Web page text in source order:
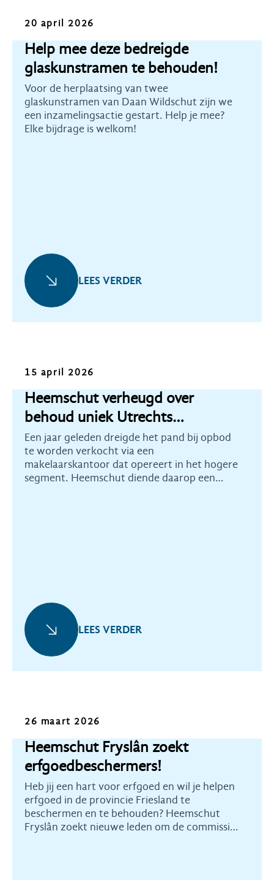
Oproep
20 april 2026
Help mee deze bedreigde
glaskunstramen te behouden!
Voor de herplaatsing van twee
glaskunstramen van Daan Wildschut zijn we
een inzamelingsactie gestart. Help je mee?
Elke bijdrage is welkom!
LEES VERDER
Nieuws
15 april 2026
Heemschut verheugd over
behoud uniek Utrechts
monument
Een jaar geleden dreigde het pand bij opbod
te worden verkocht via een
makelaarskantoor dat opereert in het hogere
segment. Heemschut diende daarop een
LEES VERDER
Oproep
26 maart 2026
Heemschut Fryslân zoekt
erfgoedbeschermers!
Heb jij een hart voor erfgoed en wil je helpen
erfgoed in de provincie Friesland te
beschermen en te behouden? Heemschut
Fryslân zoekt nieuwe leden om de commissie